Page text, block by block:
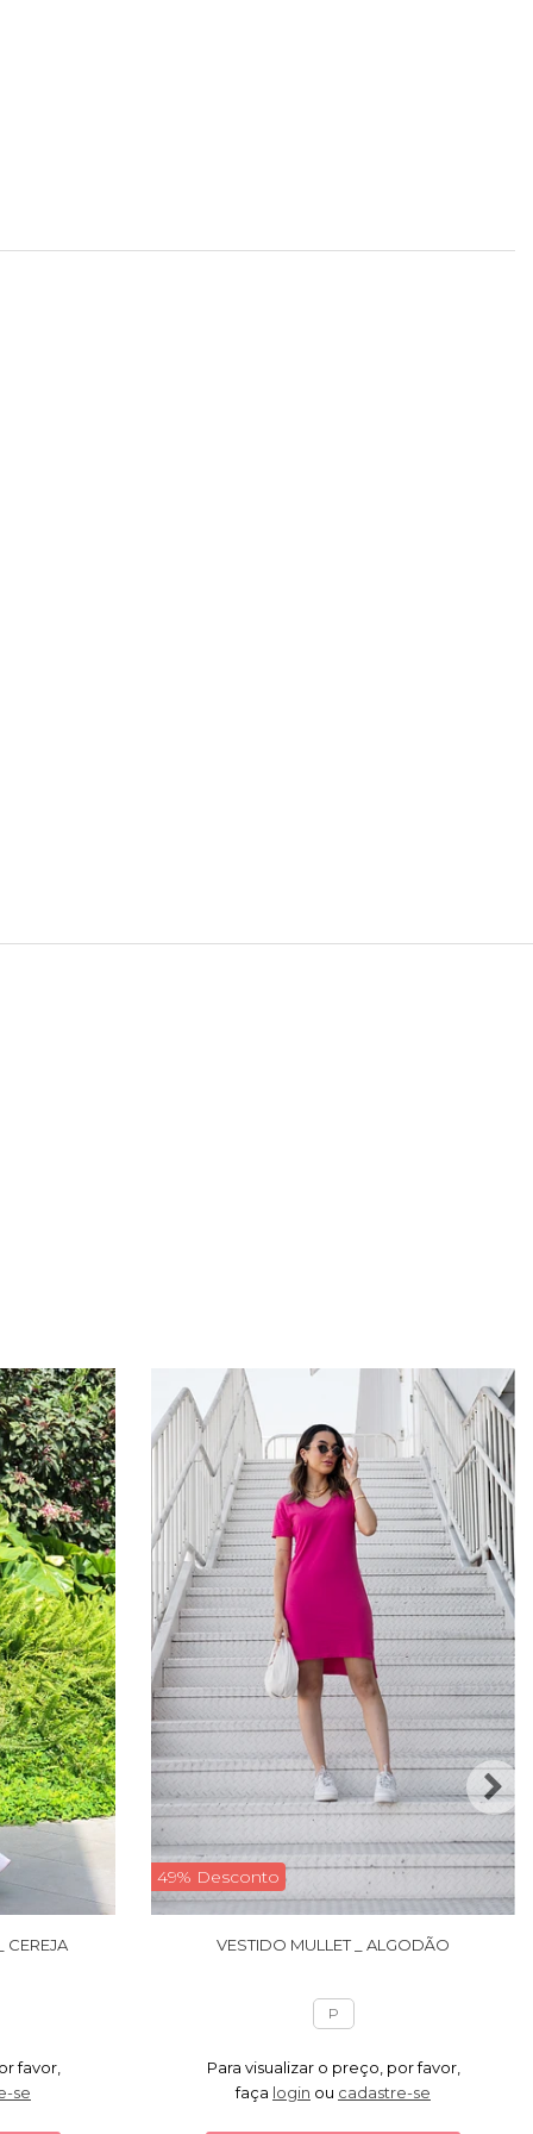
CEREJA
favor,
se
49% Desconto
VESTIDO MULLET _ ALGODÃO
P
Para visualizar o preço, por favor,
faça login ou cadastre-se